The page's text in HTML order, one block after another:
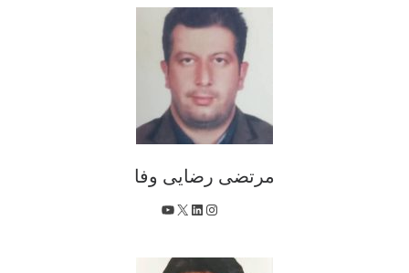
مرتضی رضایی وفا
اینستاگرم
لینکداین
X یوتیوب